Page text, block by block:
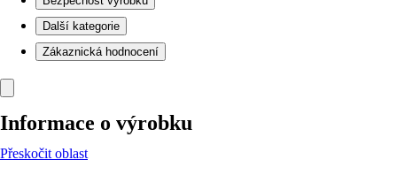
Další kategorie
Zákaznická hodnocení
Informace o výrobku
Přeskočit oblast